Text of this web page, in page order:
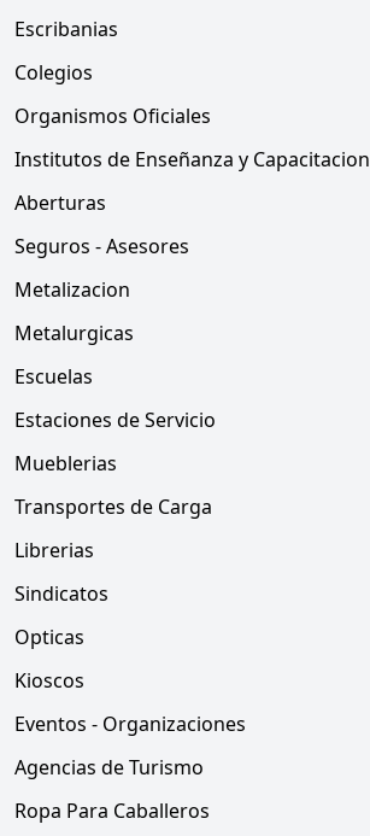
Escribanias
Colegios
Organismos Oficiales
Institutos de Enseñanza y Capacitacion
Aberturas
Seguros - Asesores
Metalizacion
Metalurgicas
Escuelas
Estaciones de Servicio
Mueblerias
Transportes de Carga
Librerias
Sindicatos
Opticas
Kioscos
Eventos - Organizaciones
Agencias de Turismo
Ropa Para Caballeros